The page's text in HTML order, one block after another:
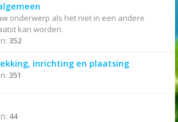
onderwerp als het niet in een andere
kan worden.
352
inrichting en plaatsing
351
44